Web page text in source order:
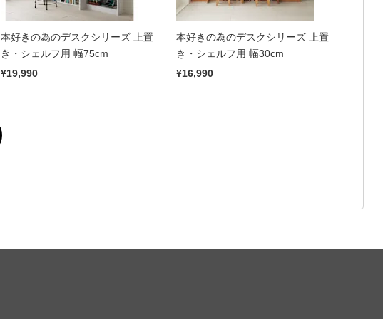
本好きの為のデスクシリーズ 上置
き・シェルフ用 幅75cm
¥19,990
本好きの為のデスクシリーズ 上置
き・シェルフ用 幅30cm
¥16,990